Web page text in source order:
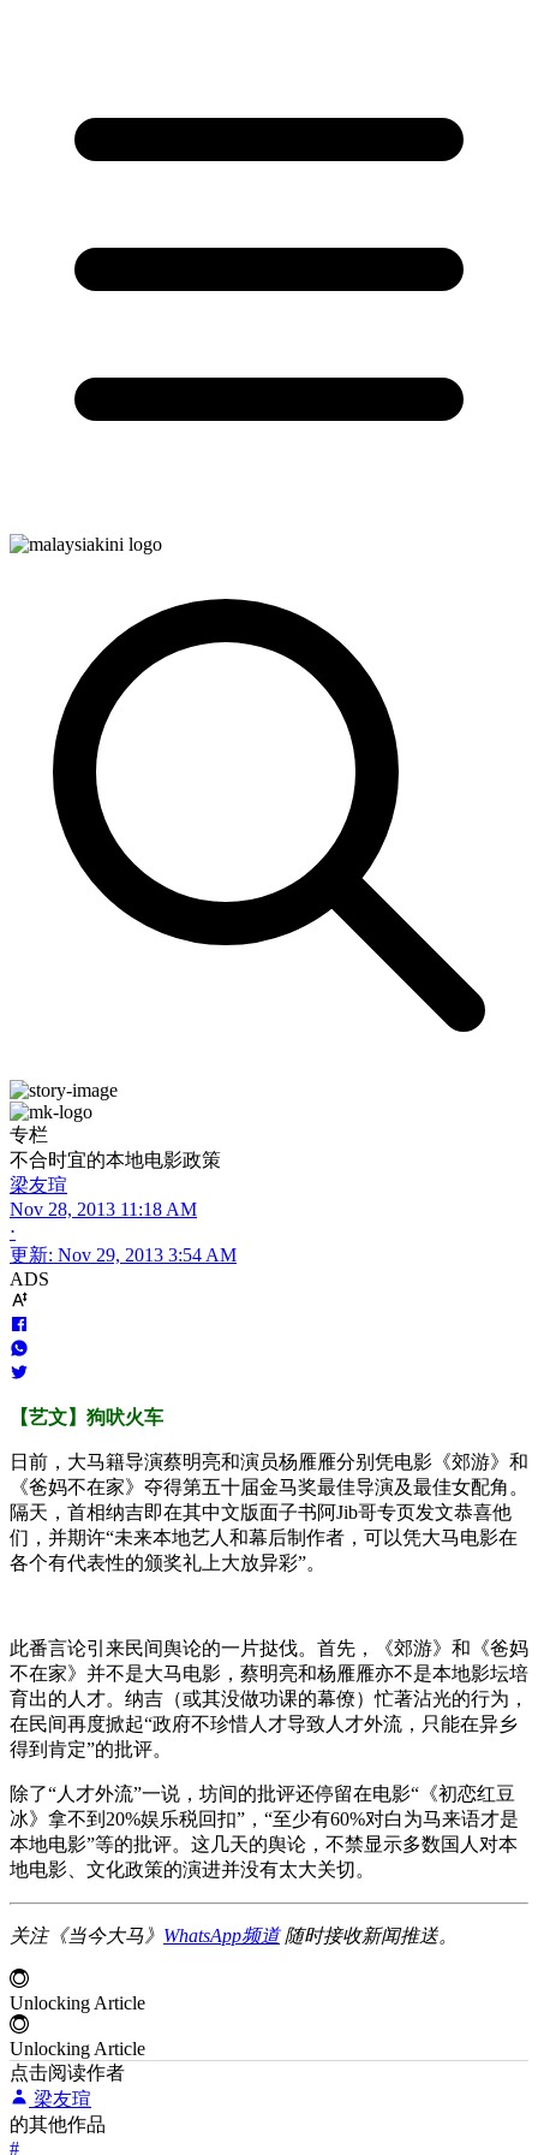
专栏
不合时宜的本地电影政策
梁友瑄
Nov 28, 2013 11:18 AM
⋅
更新: Nov 29, 2013 3:54 AM
ADS
【艺文】狗吠火车
日前，大马籍导演蔡明亮和演员杨雁雁分别凭电影《郊游》和
《爸妈不在家》夺得第五十届金马奖最佳导演及最佳女配角。
隔天，首相纳吉即在其中文版面子书阿Jib哥专页发文恭喜他
们，并期许“未来本地艺人和幕后制作者，可以凭大马电影在
各个有代表性的颁奖礼上大放异彩”。
此番言论引来民间舆论的一片挞伐。首先，《郊游》和《爸妈
不在家》并不是大马电影，蔡明亮和杨雁雁亦不是本地影坛培
育出的人才。纳吉（或其没做功课的幕僚）忙著沾光的行为，
在民间再度掀起“政府不珍惜人才导致人才外流，只能在异乡
得到肯定”的批评。
除了“人才外流”一说，坊间的批评还停留在电影“《初恋红豆
冰》拿不到20%娱乐税回扣”，“至少有60%对白为马来语才是
本地电影”等的批评。这几天的舆论，不禁显示多数国人对本
地电影、文化政策的演进并没有太大关切。
关注《当今大马》 WhatsApp频道随时接收新闻推送。
Unlocking Article
Unlocking Article
点击阅读作者
梁友瑄
的其他作品
#